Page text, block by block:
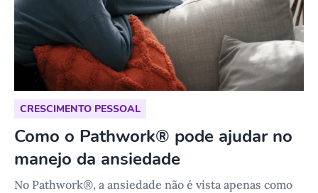
CRESCIMENTO PESSOAL
Como o Pathwork® pode ajudar no
manejo da ansiedade
No Pathwork®, a ansiedade não é vista apenas como